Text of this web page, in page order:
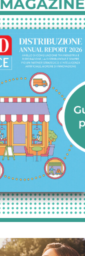
MAGAZINE